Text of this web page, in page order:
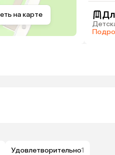
на карте
Удовлетворительно1